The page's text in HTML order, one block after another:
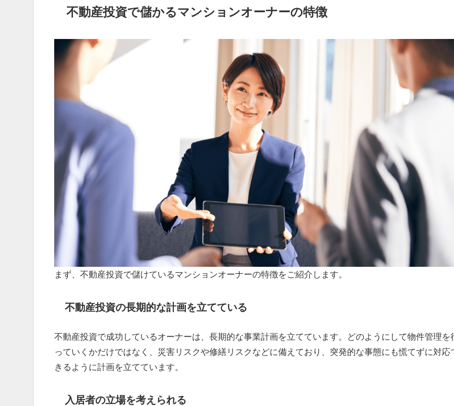
不動産投資で儲かるマンションオーナーの特徴
まず、不動産投資で儲けているマンションオーナーの特徴をご紹介します。
不動産投資の長期的な計画を立てている
不動産投資で成功しているオーナーは、長期的な事業計画を立てています。
どのようにして物件管理を
っていくかだけではなく、災害リスクや修繕リスクなどに備えており、突発的な事態にも慌てずに対応
きるように計画を立てています。
入居者の立場を考えられる